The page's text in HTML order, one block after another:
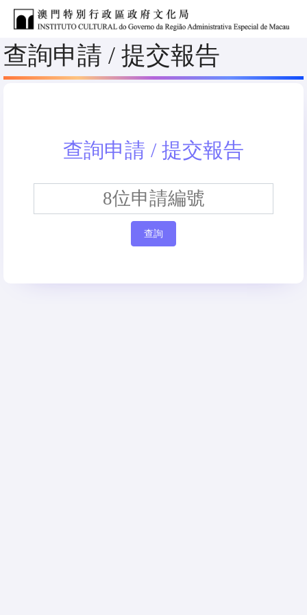
查詢申請 / 提交報告
查詢申請 / 提交報告
查詢